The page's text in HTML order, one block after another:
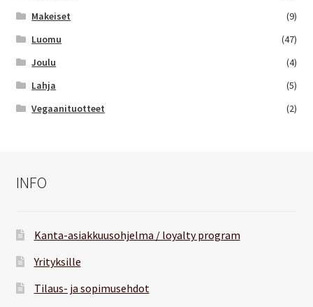
Makeiset
(9)
Luomu
(47)
Joulu
(4)
Lahja
(5)
Vegaanituotteet
(2)
INFO
Kanta-asiakkuusohjelma / loyalty program
Yrityksille
Tilaus- ja sopimusehdot